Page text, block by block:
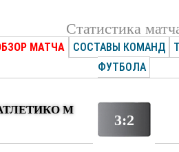
Статистика
МАТЧА СОСТАВЫ КОМАНД
ФУТБОЛА
М
3:2